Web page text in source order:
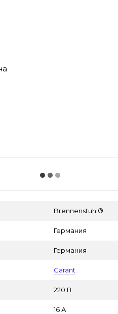
Brennenstuhl®
Германия
Германия
Garant
220 В
16 А